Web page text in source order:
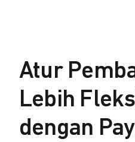
Atur
Lebih
dengan